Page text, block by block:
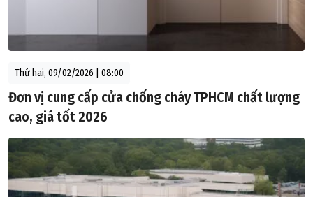
Thứ hai, 09/02/2026 | 08:00
Đơn vị cung cấp cửa chống cháy TPHCM chất lượng
cao, giá tốt 2026